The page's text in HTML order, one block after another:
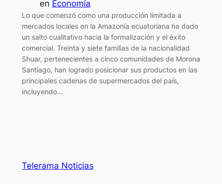
en Economía
Lo que comenzó como una producción limitada a
mercados locales en la Amazonía ecuatoriana ha dado
un salto cualitativo hacia la formalización y el éxito
comercial. Treinta y siete familias de la nacionalidad
Shuar, pertenecientes a cinco comunidades de Morona
Santiago, han logrado posicionar sus productos en las
principales cadenas de supermercados del país,
incluyendo…
Telerama Noticias